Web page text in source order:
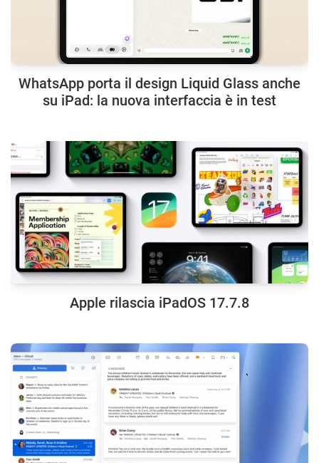
WhatsApp porta il design Liquid Glass anche
su iPad: la nuova interfaccia è in test
Apple rilascia iPadOS 17.7.8